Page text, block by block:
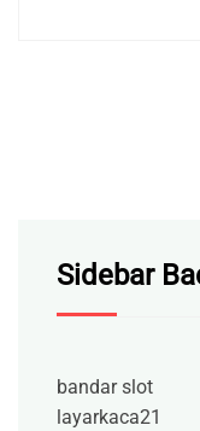
Sidebar
bandar slot
layarkaca21